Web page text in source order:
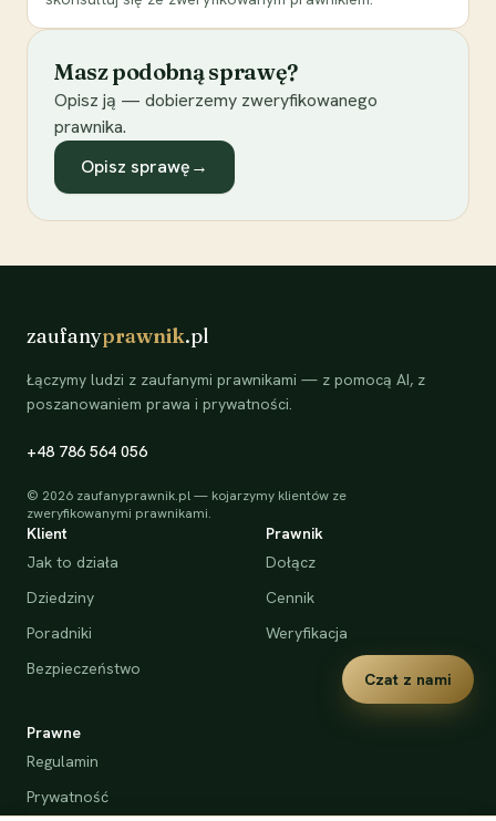
Masz podobną sprawę?
Opisz ją — dobierzemy zweryfikowanego
prawnika.
Opisz sprawę→
zaufanyprawnik.pl
Łączymy ludzi z zaufanymi prawnikami — z pomocą AI, z
poszanowaniem prawa i prywatności.
+48 786 564 056
© 2026 zaufanyprawnik.pl — kojarzymy klientów ze
zweryfikowanymi prawnikami.
Klient
Jak to działa
Dziedziny
Poradniki
Bezpieczeństwo
Prawnik
Dołącz
Cennik
Weryfikacja
Prawne
Regulamin
Prywatność
Czat z nami